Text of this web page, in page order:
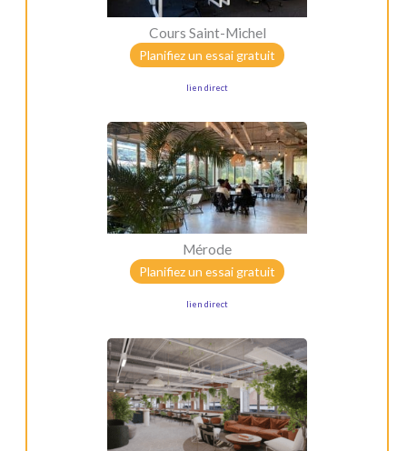
Cours Saint-Michel
Planifiez un essai gratuit
lien direct
Mérode
Planifiez un essai gratuit
lien direct